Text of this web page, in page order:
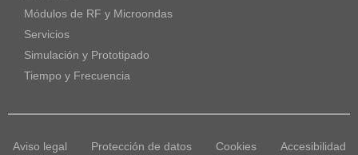
Módulos de RF y Microondas
Servicios
Simulación y Prototipado
Tiempo y Frecuencia
Aviso legal Protección de datos Cookies Accesibilidad